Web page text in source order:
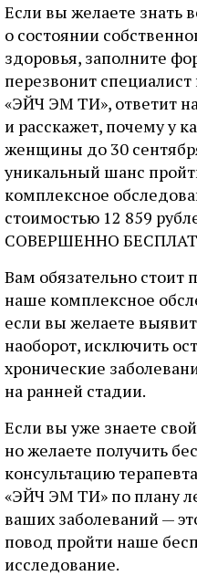
Если вы желаете знать
о состоянии
здоровья, заполните
перезвонит
«ЭЙЧ ЭМ ТИ», ответит
и расскажет, почему у
женщины до 30
уникальный шанс
комплексное
стоимостью 12 859
СОВЕРШЕННО
Вам обязательно стоит
наше комплексное
если вы желаете
наоборот, исключить
хронические
на ранней стадии.
Если вы уже знаете
но желаете получить
консультацию
«ЭЙЧ ЭМ ТИ» по плану
ваших заболеваний —
повод пройти наше
исследование.